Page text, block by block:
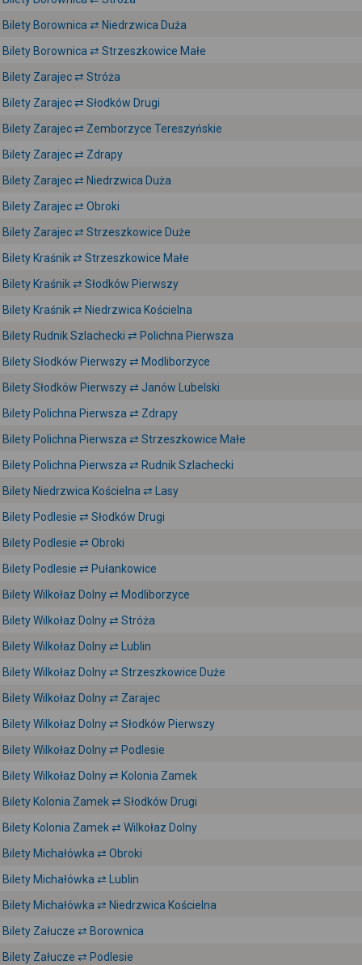
Bilety Borownica ⇄ Niedrzwica Duża
Bilety Borownica ⇄ Strzeszkowice Małe
Bilety Zarajec ⇄ Stróża
Bilety Zarajec ⇄ Słodków Drugi
Bilety Zarajec ⇄ Zemborzyce Tereszyńskie
Bilety Zarajec ⇄ Zdrapy
Bilety Zarajec ⇄ Niedrzwica Duża
Bilety Zarajec ⇄ Obroki
Bilety Zarajec ⇄ Strzeszkowice Duże
Bilety Kraśnik ⇄ Strzeszkowice Małe
Bilety Kraśnik ⇄ Słodków Pierwszy
Bilety Kraśnik ⇄ Niedrzwica Kościelna
Bilety Rudnik Szlachecki ⇄ Polichna Pierwsza
Bilety Słodków Pierwszy ⇄ Modliborzyce
Bilety Słodków Pierwszy ⇄ Janów Lubelski
Bilety Polichna Pierwsza ⇄ Zdrapy
Bilety Polichna Pierwsza ⇄ Strzeszkowice Małe
Bilety Polichna Pierwsza ⇄ Rudnik Szlachecki
Bilety Niedrzwica Kościelna ⇄ Lasy
Bilety Podlesie ⇄ Słodków Drugi
Bilety Podlesie ⇄ Obroki
Bilety Podlesie ⇄ Pułankowice
Bilety Wilkołaz Dolny ⇄ Modliborzyce
Bilety Wilkołaz Dolny ⇄ Stróża
Bilety Wilkołaz Dolny ⇄ Lublin
Bilety Wilkołaz Dolny ⇄ Strzeszkowice Duże
Bilety Wilkołaz Dolny ⇄ Zarajec
Bilety Wilkołaz Dolny ⇄ Słodków Pierwszy
Bilety Wilkołaz Dolny ⇄ Podlesie
Bilety Wilkołaz Dolny ⇄ Kolonia Zamek
Bilety Kolonia Zamek ⇄ Słodków Drugi
Bilety Kolonia Zamek ⇄ Wilkołaz Dolny
Bilety Michałówka ⇄ Obroki
Bilety Michałówka ⇄ Lublin
Bilety Michałówka ⇄ Niedrzwica Kościelna
Bilety Załucze ⇄ Borownica
Bilety Załucze ⇄ Podlesie